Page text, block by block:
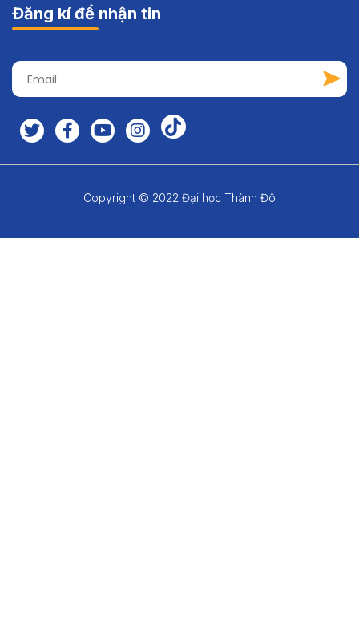
Đăng kí để nhận tin
Copyright © 2022 Đại học Thành Đô